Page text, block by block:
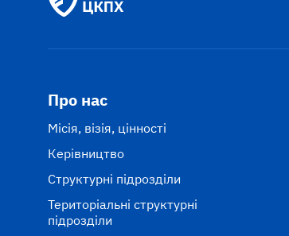
Про нас
Місія, візія, цінності
Керівництво
Структурні підрозділи
Територіальні структурні
підрозділи